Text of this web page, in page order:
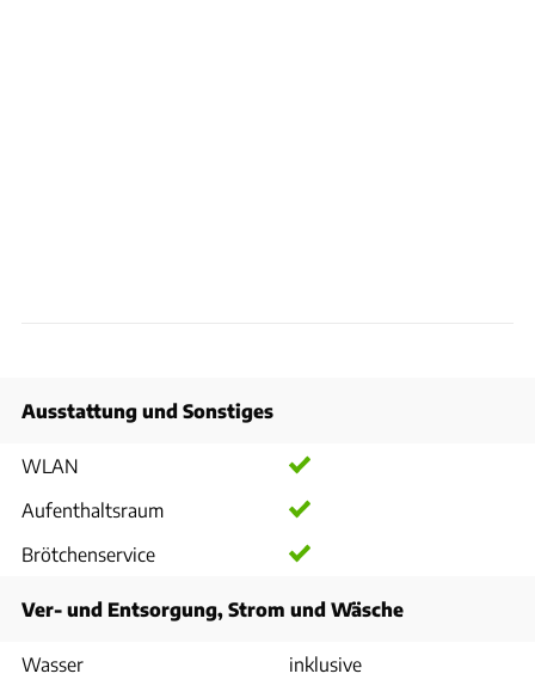
Ausstattung und Sonstiges
WLAN
Aufenthaltsraum
Brötchenservice
Ver- und Entsorgung, Strom und Wäsche
Wasser inklusive